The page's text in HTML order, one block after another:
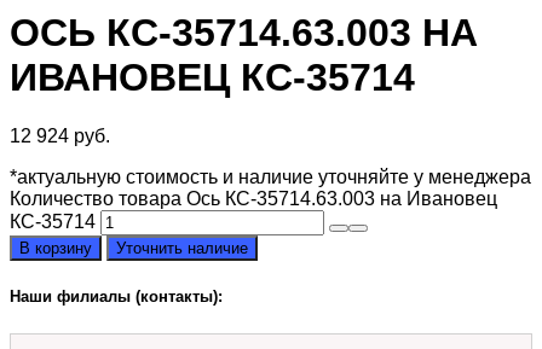
ОСЬ КС-35714.63.003 НА
ИВАНОВЕЦ КС-35714
12 924 руб.
*актуальную стоимость и наличие уточняйте у менеджера
Количество товара Ось КС-35714.63.003 на Ивановец
КС-35714
В корзину Уточнить наличие
Наши филиалы (контакты):